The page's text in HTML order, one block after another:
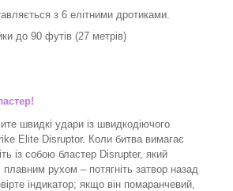
з 6 елітними дротиками.
до 90 футів (27 метрів)
швидкі удари із швидкодіючого
Elite Disruptor. Коли битва вимагає
із собою бластер Disrupter, який
рухом – потягніть затвор назад
індикатор; якщо він помаранчевий,